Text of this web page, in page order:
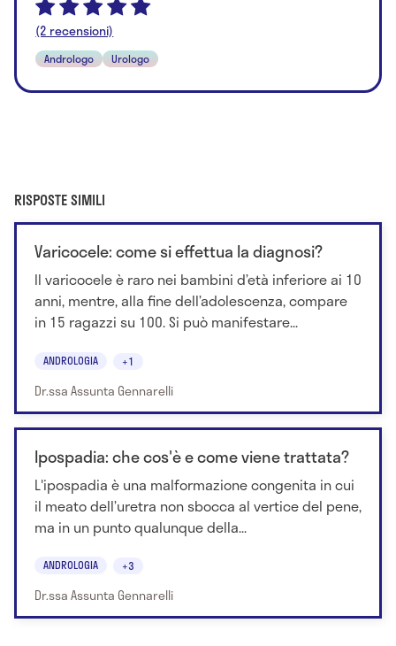
(2 recensioni)
Andrologo Urologo
RISPOSTE SIMILI
Varicocele: come si effettua la diagnosi?
Il varicocele è raro nei bambini d’età inferiore ai 10
anni, mentre, alla fine dell’adolescenza, compare
in 15 ragazzi su 100. Si può manifestare...
ANDROLOGIA +1
Dr.ssa Assunta Gennarelli
Ipospadia: che cos'è e come viene trattata?
L'ipospadia è una malformazione congenita in cui
il meato dell’uretra non sbocca al vertice del pene,
ma in un punto qualunque della...
ANDROLOGIA +3
Dr.ssa Assunta Gennarelli